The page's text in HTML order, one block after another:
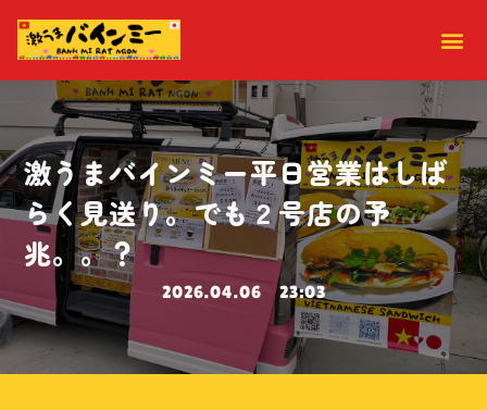
激うまバインミー平日営業はしば
らく見送り。でも２号店の予
兆。。？
2026.04.06 23:03